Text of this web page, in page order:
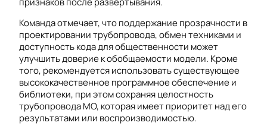
Команда отмечает, что поддержание прозрачности в
проектировании трубопровода, обмен техниками и
доступность кода для общественности может
улучшить доверие к обобщаемости модели. Кроме
того, рекомендуется использовать существующее
высококачественное программное обеспечение и
библиотеки, при этом сохраняя целостность
трубопровода МО, которая имеет приоритет над его
результатами или воспроизводимостью.